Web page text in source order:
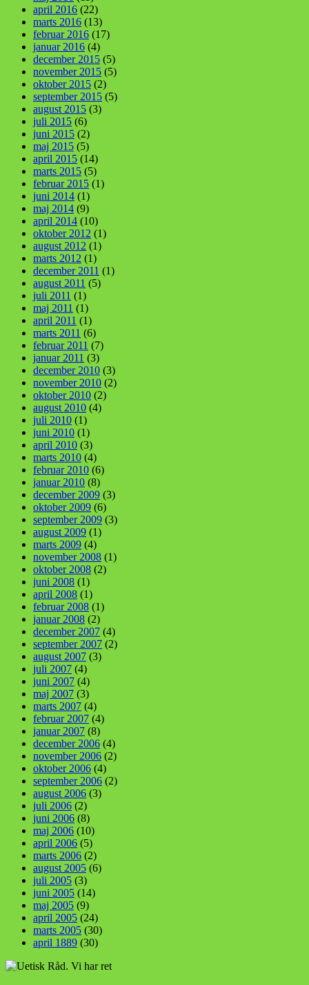
april 2016 (22)
marts 2016 (13)
februar 2016 (17)
januar 2016 (4)
december 2015 (5)
november 2015 (5)
oktober 2015 (2)
september 2015 (5)
august 2015 (3)
juli 2015 (6)
juni 2015 (2)
maj 2015 (5)
april 2015 (14)
marts 2015 (5)
februar 2015 (1)
juni 2014 (1)
maj 2014 (9)
april 2014 (10)
oktober 2012 (1)
august 2012 (1)
marts 2012 (1)
december 2011 (1)
august 2011 (5)
juli 2011 (1)
maj 2011 (1)
april 2011 (1)
marts 2011 (6)
februar 2011 (7)
januar 2011 (3)
december 2010 (3)
november 2010 (2)
oktober 2010 (2)
august 2010 (4)
juli 2010 (1)
juni 2010 (1)
april 2010 (3)
marts 2010 (4)
februar 2010 (6)
januar 2010 (8)
december 2009 (3)
oktober 2009 (6)
september 2009 (3)
august 2009 (1)
marts 2009 (4)
november 2008 (1)
oktober 2008 (2)
juni 2008 (1)
april 2008 (1)
februar 2008 (1)
januar 2008 (2)
december 2007 (4)
september 2007 (2)
august 2007 (3)
juli 2007 (4)
juni 2007 (4)
maj 2007 (3)
marts 2007 (4)
februar 2007 (4)
januar 2007 (8)
december 2006 (4)
november 2006 (2)
oktober 2006 (4)
september 2006 (2)
august 2006 (3)
juli 2006 (2)
juni 2006 (8)
maj 2006 (10)
april 2006 (5)
marts 2006 (2)
august 2005 (6)
juli 2005 (3)
juni 2005 (14)
maj 2005 (9)
april 2005 (24)
marts 2005 (30)
april 1889 (30)